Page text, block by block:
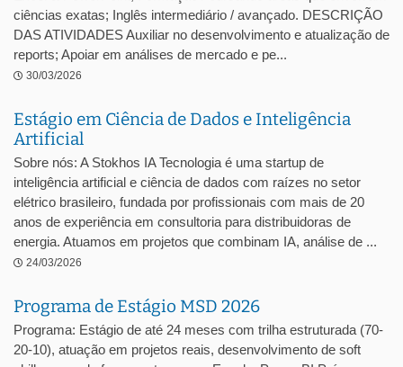
ciências exatas; Inglês intermediário / avançado. DESCRIÇÃO
DAS ATIVIDADES Auxiliar no desenvolvimento e atualização de
reports; Apoiar em análises de mercado e pe...
30/03/2026
Estágio em Ciência de Dados e Inteligência
Artificial
Sobre nós: A Stokhos IA Tecnologia é uma startup de
inteligência artificial e ciência de dados com raízes no setor
elétrico brasileiro, fundada por profissionais com mais de 20
anos de experiência em consultoria para distribuidoras de
energia. Atuamos em projetos que combinam IA, análise de ...
24/03/2026
Programa de Estágio MSD 2026
Programa: Estágio de até 24 meses com trilha estruturada (70-
20-10), atuação em projetos reais, desenvolvimento de soft